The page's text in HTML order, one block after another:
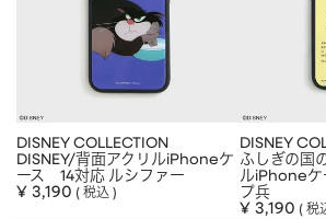
バッグ
GOODS
MOBILEモバイル
ACCESSORYアクセサリー
DISNEY COLLECTION
DISNEY/背面アクリルiPhoneケ
ース 14対応 ルシファー
¥ 3,190 税込
DISNEY
ふしぎの国
ルiPhone
プ兵
¥ 3,190 税